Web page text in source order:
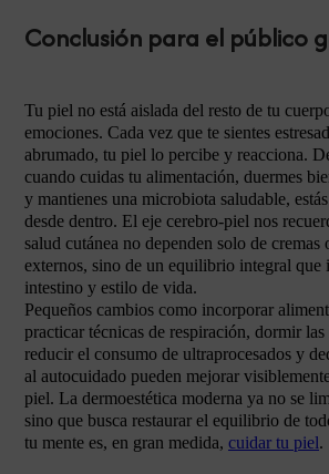
Conclusión para el público
Tu piel no está aislada del resto de tu
emociones. Cada vez que te sientes
abrumado, tu piel lo percibe y reacciona.
cuando cuidas tu alimentación, duermes
y mantienes una microbiota saludable,
desde dentro. El eje cerebro-piel nos
salud cutánea no dependen solo de cremas
externos, sino de un equilibrio integral que
intestino y estilo de vida.
Pequeños cambios como incorporar
practicar técnicas de respiración, dormir las
reducir el consumo de ultraprocesados y
al autocuidado pueden mejorar
piel. La dermoestética moderna ya no se
sino que busca restaurar el equilibrio de
tu mente es, en gran medida, cuidar tu piel.